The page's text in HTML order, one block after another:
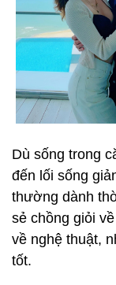
Dù sống trong
đến lối sống
thường dành
sẻ chồng giỏi
về nghệ thuật,
tốt.